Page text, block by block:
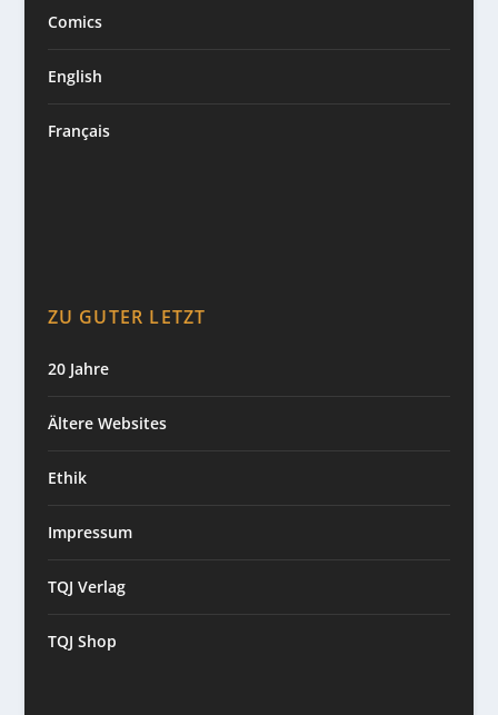
Comics
English
Français
ZU GUTER LETZT
20 Jahre
Ältere Websites
Ethik
Impressum
TQJ Verlag
TQJ Shop